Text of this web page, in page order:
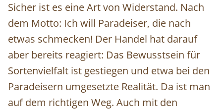
Sicher ist es eine Art von Widerstand. Nach
dem Motto: Ich will Paradeiser, die nach
etwas schmecken! Der Handel hat darauf
aber bereits reagiert: Das Bewusstsein für
Sortenvielfalt ist gestiegen und etwa bei den
Paradeisern umgesetzte Realität. Da ist man
auf dem richtigen Weg. Auch mit den